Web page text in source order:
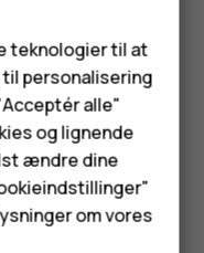
iFotos, og tryk påshare
eller videoen.
teknologier til at
personalisering
alle"
og lignende
ændre dine
om vores